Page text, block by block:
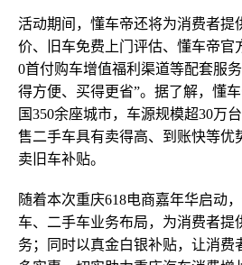
活动期间，懂车帝还将为消费者提
价、旧车免费上门评估、懂车帝官
0首付购车增值福利渠道等配套服
得方便、买得更省”。据了解，懂
国350余座城市，车源规模超30万
售二手车具有卖得高、到账快等优
卖旧车补贴。
随着本次重庆618电商嘉年华启动
车、二手车业务布局，为消费者提
务；同时以真金白银补贴，让消费